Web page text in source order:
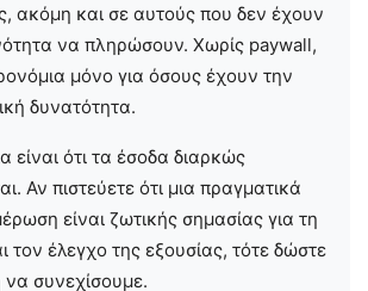
ακόμη και σε αυτούς που δεν έχουν
να πληρώσουν. Χωρίς paywall,
μόνο για όσους έχουν την
δυνατότητα.
είναι ότι τα έσοδα διαρκώς
Αν πιστεύετε ότι μια πραγματικά
είναι ζωτικής σημασίας για τη
τον έλεγχο της εξουσίας, τότε δώστε
συνεχίσουμε.